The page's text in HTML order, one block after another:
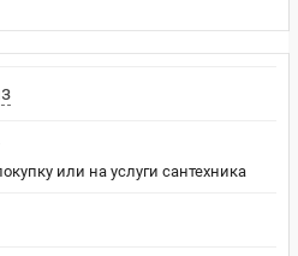
или на услуги сантехника